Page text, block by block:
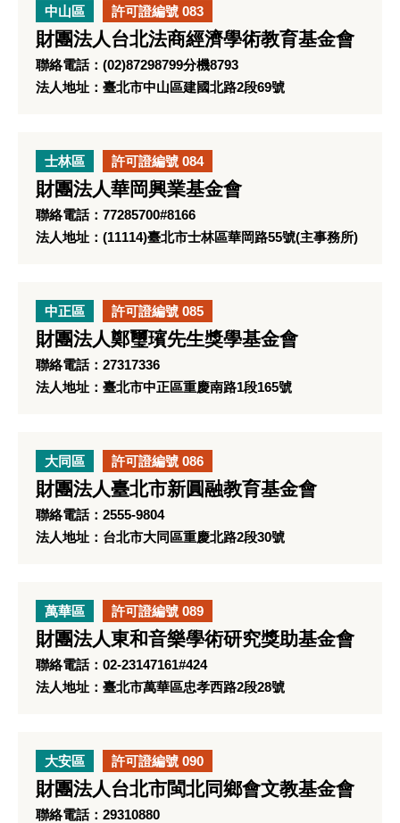
中山區 許可證編號 083
財團法人台北法商經濟學術教育基金會
聯絡電話：(02)87298799分機8793
法人地址：臺北市中山區建國北路2段69號
士林區 許可證編號 084
財團法人華岡興業基金會
聯絡電話：77285700#8166
法人地址：(11114)臺北市士林區華岡路55號(主事務所)
中正區 許可證編號 085
財團法人鄭璽璸先生獎學基金會
聯絡電話：27317336
法人地址：臺北市中正區重慶南路1段165號
大同區 許可證編號 086
財團法人臺北市新圓融教育基金會
聯絡電話：2555-9804
法人地址：台北市大同區重慶北路2段30號
萬華區 許可證編號 089
財團法人東和音樂學術研究獎助基金會
聯絡電話：02-23147161#424
法人地址：臺北市萬華區忠孝西路2段28號
大安區 許可證編號 090
財團法人台北市閩北同鄉會文教基金會
聯絡電話：29310880